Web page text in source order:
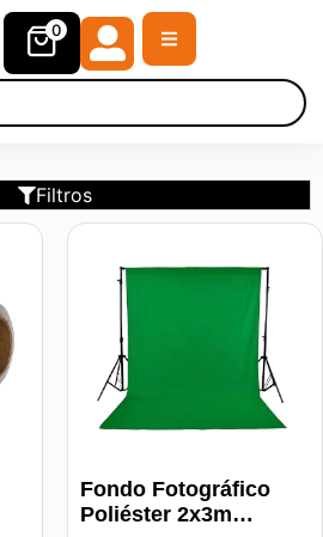
0
Filtros
Fondo Fotográfico
Poliéster 2x3m